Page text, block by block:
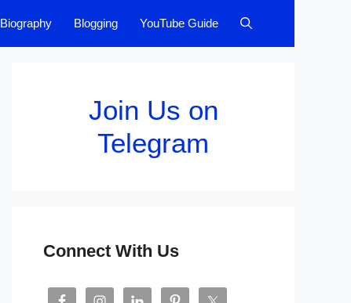
Biography Blogging YouTube Guide
Join Us on
Telegram
Connect With Us